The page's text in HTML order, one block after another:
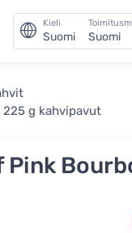
Kieli
Suomi Suomi
225 g kahvipavut